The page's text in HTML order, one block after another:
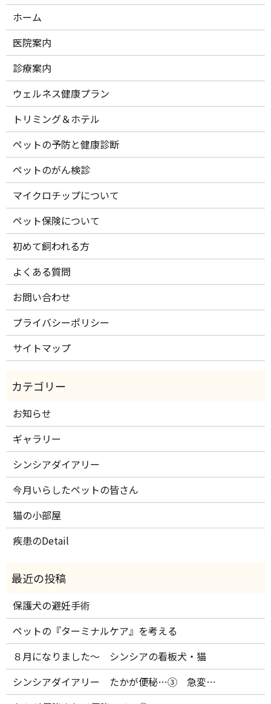
ホーム
医院案内
診療案内
ウェルネス健康プラン
トリミング＆ホテル
ペットの予防と健康診断
ペットのがん検診
マイクロチップについて
ペット保険について
初めて飼われる方
よくある質問
お問い合わせ
プライバシーポリシー
サイトマップ
お知らせ
ギャラリー
シンシアダイアリー
今月いらしたペットの皆さん
猫の小部屋
疾患のDetail
保護犬の避妊手術
ペットの『ターミナルケア』を考える
８月になりました～ シンシアの看板犬・猫
シンシアダイアリー たかが便秘…③ 急変…